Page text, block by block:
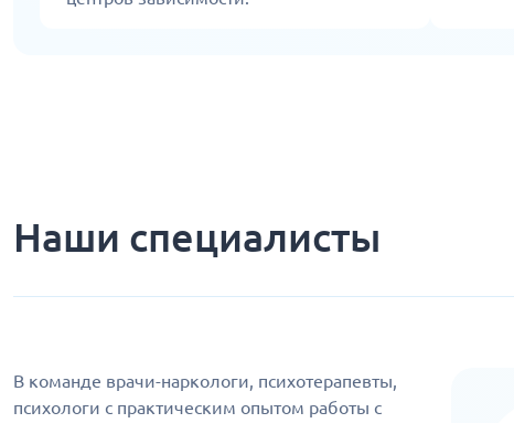
Наши специалисты
В команде врачи-наркологи, психотерапевты,
психологи с практическим опытом работы с